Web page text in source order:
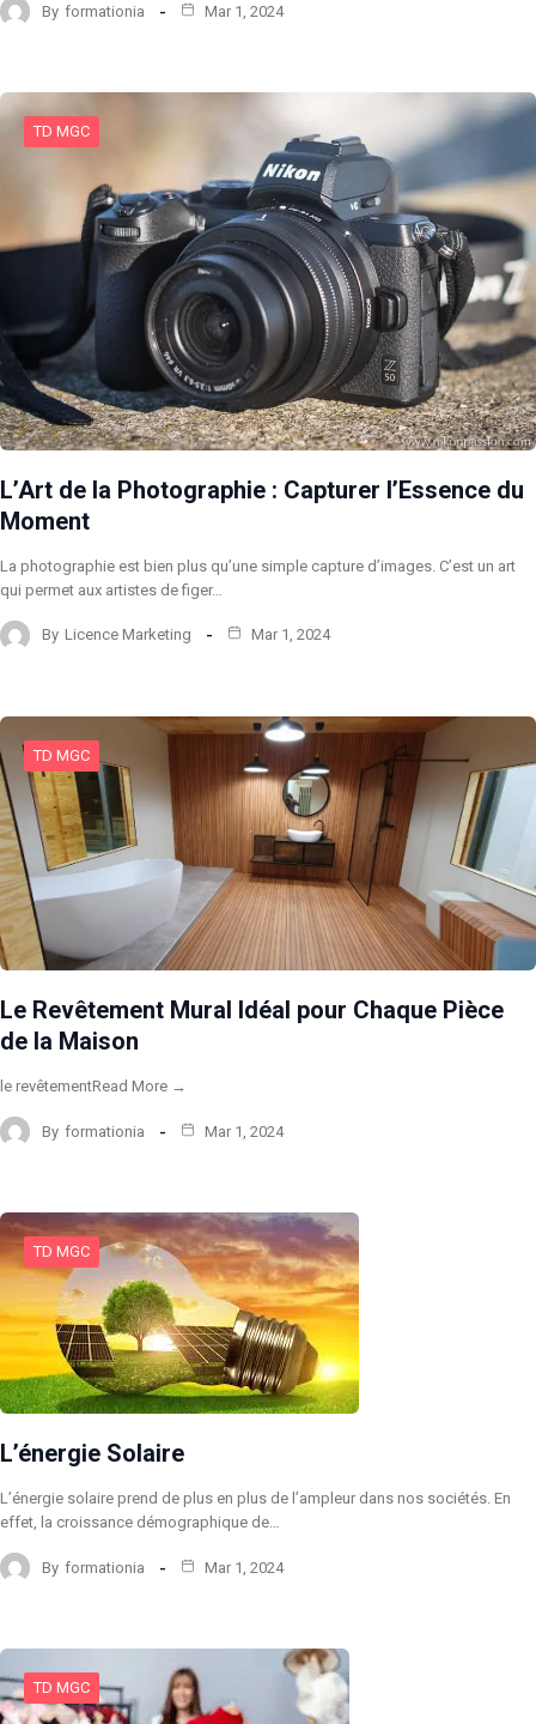
By formationia Mar 1, 2024
TD MGC
L’Art de la Photographie : Capturer l’Essence du
Moment
La photographie est bien plus qu’une simple capture d’images. C’est un art
qui permet aux artistes de figer…
By Licence Marketing Mar 1, 2024
TD MGC
Le Revêtement Mural Idéal pour Chaque Pièce
de la Maison
le revêtementRead More →
By formationia Mar 1, 2024
TD MGC
L’énergie Solaire
L’énergie solaire prend de plus en plus de l’ampleur dans nos sociétés. En
effet, la croissance démographique de…
By formationia Mar 1, 2024
TD MGC